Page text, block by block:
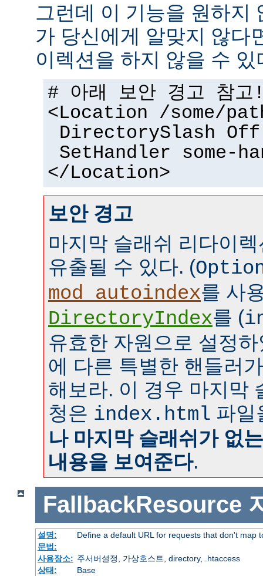
그런데 이 기능을 원하지
가 당신에게 알맞지 않다
이렉션을 하지 않을 수 있
# 아래 보안 경고 참고
<Location /some/
DirectorySlash Off
SetHandler some-
</Location>
보안 경고
마지막 슬래쉬 리다이
유출될 수 있다. (
mod_autoindex를 사
DirectoryIndex를 (
유효한 자원으로 설정
에 다른 특별한 핸들러
해보라. 이 경우 마지막
청은 index.html 파일
나 마지막 슬래쉬가 없
내용을 보여준다.
FallbackResource
설명:
Define a default URL for requests that don't map
문법:
사용장소: 주서버설정, 가상호스트, directory, .htaccess
상태:
Base